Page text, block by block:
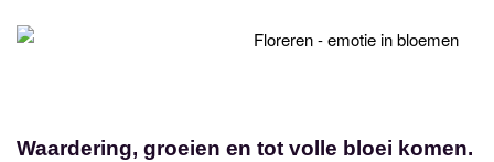
Waardering, groeien en tot volle bloei komen.